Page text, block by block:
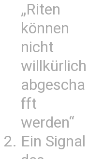
„Riten
können
nicht
willkürlich
abgescha
fft
werden“
Ein Signal